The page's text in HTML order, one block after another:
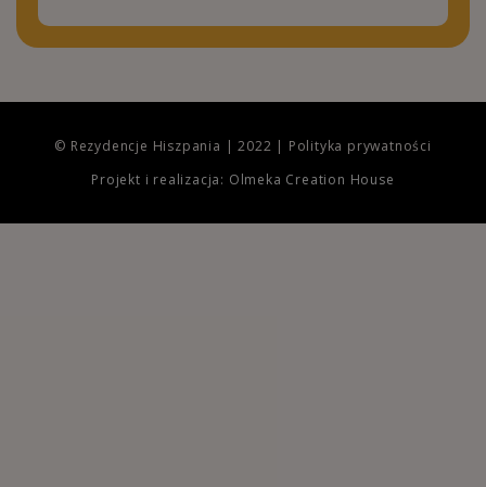
© Rezydencje Hiszpania | 2022 | Polityka prywatności
Projekt i realizacja: Olmeka Creation House